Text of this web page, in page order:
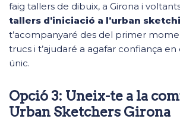
faig tallers de dibuix, a Girona i
tallers d’iniciació a l’urban
t’acompanyaré des del primer
trucs i t’ajudaré a agafar confiança en
únic.
Opció 3: Uneix-te a la
Urban Sketchers Girona